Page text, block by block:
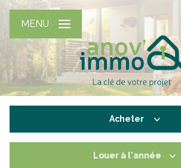
MENU
Acheter
Louer à l'année